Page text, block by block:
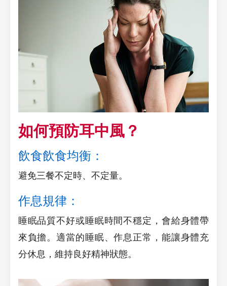
如何預防耳中風？
飲食飲食均衡：
避免三餐不定時、不定量。
作息規律：
睡眠品質不好或睡眠時間不穩定，會給身體帶
來負擔。適當的睡眠、作息正常，能讓身體充
分休息，維持良好精神狀態。